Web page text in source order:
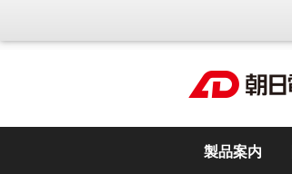
製品案内